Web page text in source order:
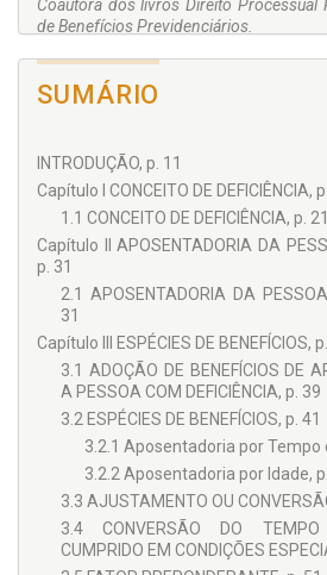
Coautora dos livros Direito Processual
de Benefícios Previdenciários.
SUMÁRIO
INTRODUÇÃO, p. 11
Capítulo I CONCEITO DE DEFICIÊNCIA,
1.1 CONCEITO DE DEFICIÊNCIA, p. 21
Capítulo II APOSENTADORIA DA
p. 31
2.1 APOSENTADORIA DA
31
Capítulo III ESPÉCIES DE BENEFÍCIOS,
3.1 ADOÇÃO DE BENEFÍCIOS DE
A PESSOA COM DEFICIÊNCIA, p. 39
3.2 ESPÉCIES DE BENEFÍCIOS, p. 41
3.2.1 Aposentadoria por Tempo
3.2.2 Aposentadoria por Idade,
3.3 AJUSTAMENTO OU
3.4 CONVERSÃO DO TEMPO
CUMPRIDO EM CONDIÇÕES